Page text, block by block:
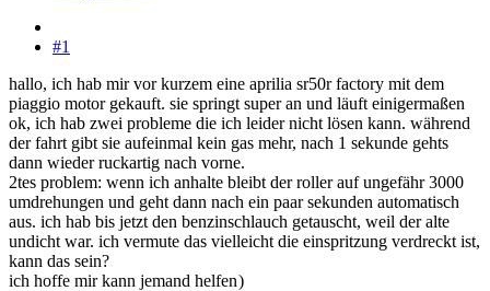
#1
hallo, ich hab mir vor kurzem eine aprilia sr50r factory mit dem
piaggio motor gekauft. sie springt super an und läuft einigermaßen
ok, ich hab zwei probleme die ich leider nicht lösen kann. während
der fahrt gibt sie aufeinmal kein gas mehr, nach 1 sekunde gehts
dann wieder ruckartig nach vorne.
2tes problem: wenn ich anhalte bleibt der roller auf ungefähr 3000
umdrehungen und geht dann nach ein paar sekunden automatisch
aus. ich hab bis jetzt den benzinschlauch getauscht, weil der alte
undicht war. ich vermute das vielleicht die einspritzung verdreckt ist,
kann das sein?
ich hoffe mir kann jemand helfen)